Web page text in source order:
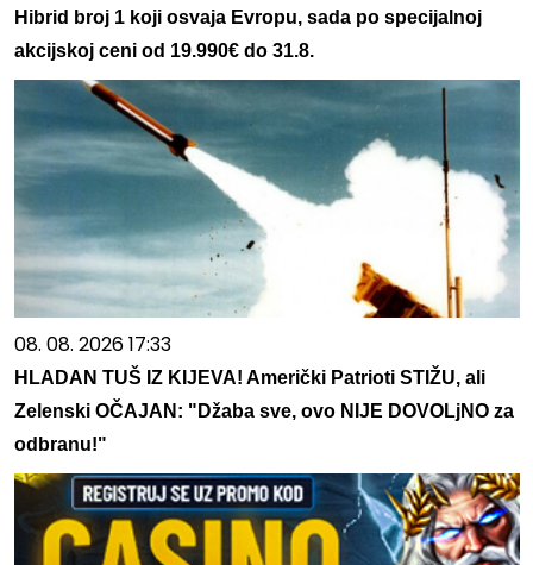
Hibrid broj 1 koji osvaja Evropu, sada po specijalnoj
akcijskoj ceni od 19.990€ do 31.8.
08. 08. 2026 17:33
HLADAN TUŠ IZ KIJEVA! Američki Patrioti STIŽU, ali
Zelenski OČAJAN: "Džaba sve, ovo NIJE DOVOLjNO za
odbranu!"